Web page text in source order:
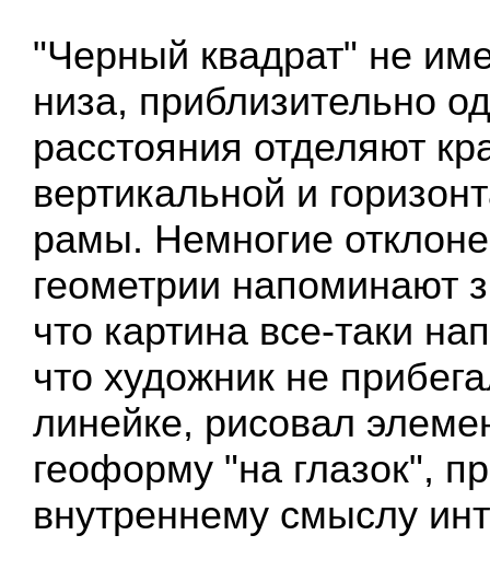
"Черный квадрат" не
низа, приблизительно
расстояния отделяют
вертикальной и
рамы. Немногие
геометрии напоминают
что картина все-таки
что художник не
линейке, рисовал
геоформу "на глазок",
внутреннему смыслу